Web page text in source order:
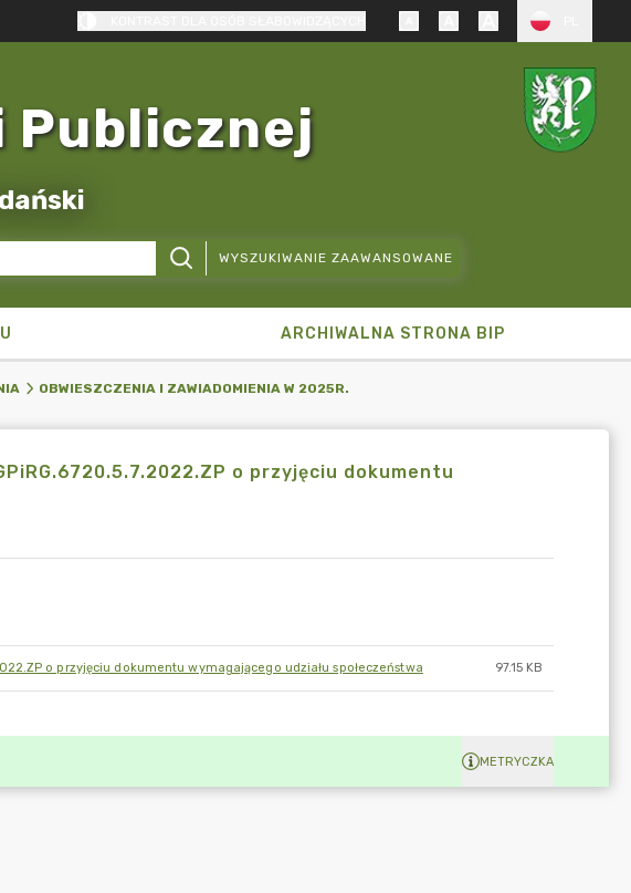
WYSZUKIWANIE ZAAWANSOWANE
ARCHIWALNA STRONA BIP
OBWIESZCZENIA I ZAWIADOMIENIA W 2025R.
o przyjęciu dokumentu
o przyjęciu dokumentu wymagającego udziału społeczeństwa 97.15 KB
METRYCZKA